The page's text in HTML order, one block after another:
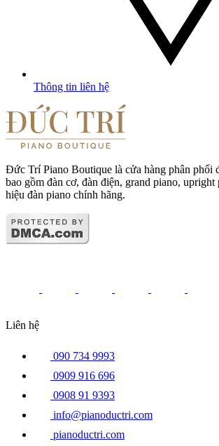
Thông tin liên hệ
Đức Trí Piano Boutique là cửa hàng phân phối
bao gồm đàn cơ, đàn điện, grand piano,
hiệu đàn piano chính hãng.
Liên hệ
090 734 9993
0909 916 696
0908 91 9393
info@pianoductri.com
pianoductri.com